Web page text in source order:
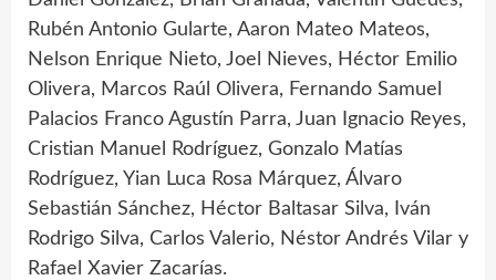
Rubén Antonio Gularte, Aaron Mateo Mateos,
Nelson Enrique Nieto, Joel Nieves, Héctor Emilio
Olivera, Marcos Raúl Olivera, Fernando Samuel
Palacios Franco Agustín Parra, Juan Ignacio Reyes,
Cristian Manuel Rodríguez, Gonzalo Matías
Rodríguez, Yian Luca Rosa Márquez, Álvaro
Sebastián Sánchez, Héctor Baltasar Silva, Iván
Rodrigo Silva, Carlos Valerio, Néstor Andrés Vilar y
Rafael Xavier Zacarías.